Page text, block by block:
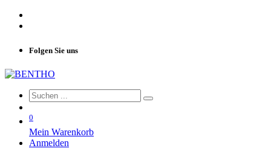
Folgen Sie uns
0
Mein Warenkorb
Anmelden